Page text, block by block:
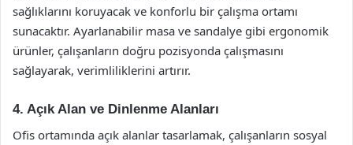
sağlıklarını koruyacak ve konforlu bir çalışma ortamı
sunacaktır. Ayarlanabilir masa ve sandalye gibi ergonomik
ürünler, çalışanların doğru pozisyonda çalışmasını
sağlayarak, verimliliklerini artırır.
4. Açık Alan ve Dinlenme Alanları
Ofis ortamında açık alanlar tasarlamak, çalışanların sosyal